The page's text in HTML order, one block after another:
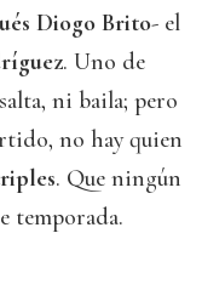
Diogo Brito- el
. Uno de
ni baila; pero
no hay quien
. Que ningún
temporada.